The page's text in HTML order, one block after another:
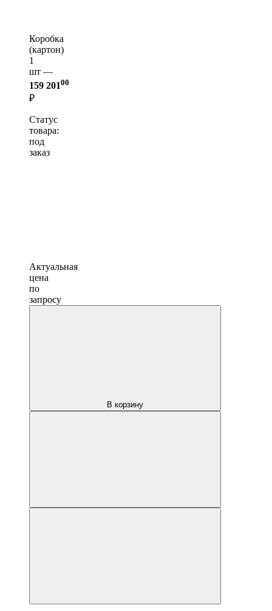
Коробка
(картон)
1
шт —
159 20100
₽
Статус
товара:
под
заказ
Актуальная
цена
по
запросу
В корзину